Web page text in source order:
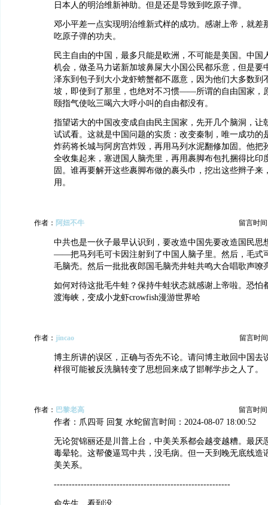
日本人的明治维新神助。但是还是导致到吃原子弹。
邓小平差一点实现明治维新式样的成功。感谢上帝，就差
吃原子弹的功夫。
民主自由的中国，最多只能是欧洲，不可能是美国。中国
机会，做圣马力诺新加坡鼻屎大小国公民都乐意，但是要
泽东到包子到大小龙虾螃蟹都不愿意，因为他们大多数到
坡，即使到了那里，也绝对不习惯——所谓的自由国家，
颐指气使吆三喝六大呼小叫的自由都没有。
指望诺大的中国改变成自由民主国家，先开几个脑洞，让
试试看。这就是中国问题的实质：改变秦制，唯一成功的
炸药将长城与阿房宫炸毁，再用马列水泥翻修加固。他把
全收集起来，塞进国人脑壳里，再用裹脚布包扎捆得比印
固。谁再要解开这些裹脚布做的裹头巾，挖出这些辫子来
用。
作者： 阿妞不牛 留言时间
中共也是一伙子最早认识到，要改造中国先要改造国民思
——把马列毛可卡因注射到了中国人脑子里。然后，毛式
毛脑壳。然后一批批夜郎国毛脑壳井蛙共鸣大合唱歌声嘹
如何对待这批毛牛蛙？保持牛蛙状态就感谢上帝啦。恐怕
渡海峡，变成小龙虾crowfish漫游世界哈
作者： jincao 留言时
博主所讲的误区，正确与否先不论。请问博主敢回中国去
样很可能被反洗脑转变了思想回来成了邯郸学步之人了。
作者： 巴黎老高 留言时间
作者：爪四哥 回复 水蛇留言时间：2024-08-07 18:00:52
无论贺锦丽还是川普上台，中美关系都会越变越糟。最厌
毒晕轮。这帮傻逼骂中共，没毛病。但一天到晚无底线造
美关系。
-----------------------------------------------------------